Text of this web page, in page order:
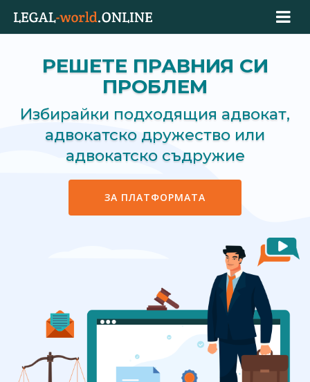
РЕШЕТЕ ПРАВНИЯ СИ
ПРОБЛЕМ
Избирайки подходящия адвокат,
адвокатско дружество или
адвокатско съдружие
ЗА ПЛАТФОРМАТА